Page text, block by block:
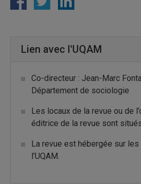
Lien avec l'UQAM
Co-directeur : Jean-Marc
Département de sociologie
Les locaux de la revue ou de
éditrice de la revue sont situés
La revue est hébergée sur
l’UQAM.